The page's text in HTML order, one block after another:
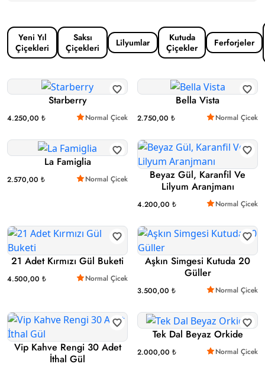
Yeni Yıl
Çiçekleri
Saksı
Çiçekleri
Lilyumlar
Kutuda
Çiçekler
Ferforjeler
Starberry
4.250,00 ₺ Normal Çicek
Bella Vista
2.750,00 ₺ Normal Çicek
La Famiglia
2.570,00 ₺ Normal Çicek
Beyaz Gül, Karanfil Ve
Lilyum Aranjmanı
4.200,00 ₺ Normal Çicek
21 Adet Kırmızı Gül Buketi
4.500,00 ₺ Normal Çicek
Aşkın Simgesi Kutuda 20
Güller
3.500,00 ₺ Normal Çicek
Vip Kahve Rengi 30 Adet
İthal Gül
Tek Dal Beyaz Orkide
2.000,00 ₺ Normal Çicek